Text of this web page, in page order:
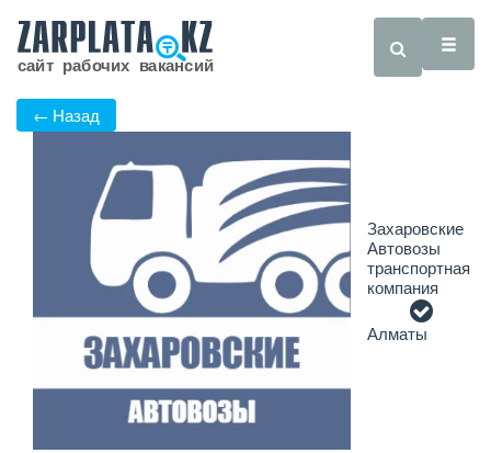
← Назад
Захаровские
Автовозы
транспортная
компания
Алматы